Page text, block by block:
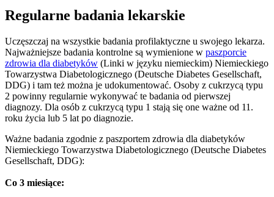
Regularne badania lekarskie
Uczęszczaj na wszystkie badania profilaktyczne u swojego lekarza.
Najważniejsze badania kontrolne są wymienione w paszporcie
zdrowia dla diabetyków (Linki w języku niemieckim) Niemieckiego
Towarzystwa Diabetologicznego (Deutsche Diabetes Gesellschaft,
DDG) i tam też można je udokumentować. Osoby z cukrzycą typu
2 powinny regularnie wykonywać te badania od pierwszej
diagnozy. Dla osób z cukrzycą typu 1 stają się one ważne od 11.
roku życia lub 5 lat po diagnozie.
Ważne badania zgodnie z paszportem zdrowia dla diabetyków
Niemieckiego Towarzystwa Diabetologicznego (Deutsche Diabetes
Gesellschaft, DDG):
Co 3 miesiące: